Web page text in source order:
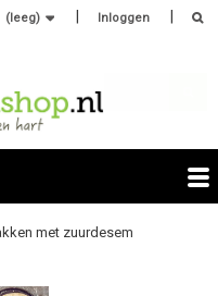
Inloggen
(leeg)
met zuurdesem